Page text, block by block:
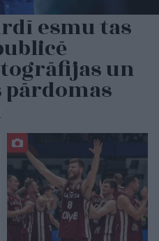
esmu tas
un